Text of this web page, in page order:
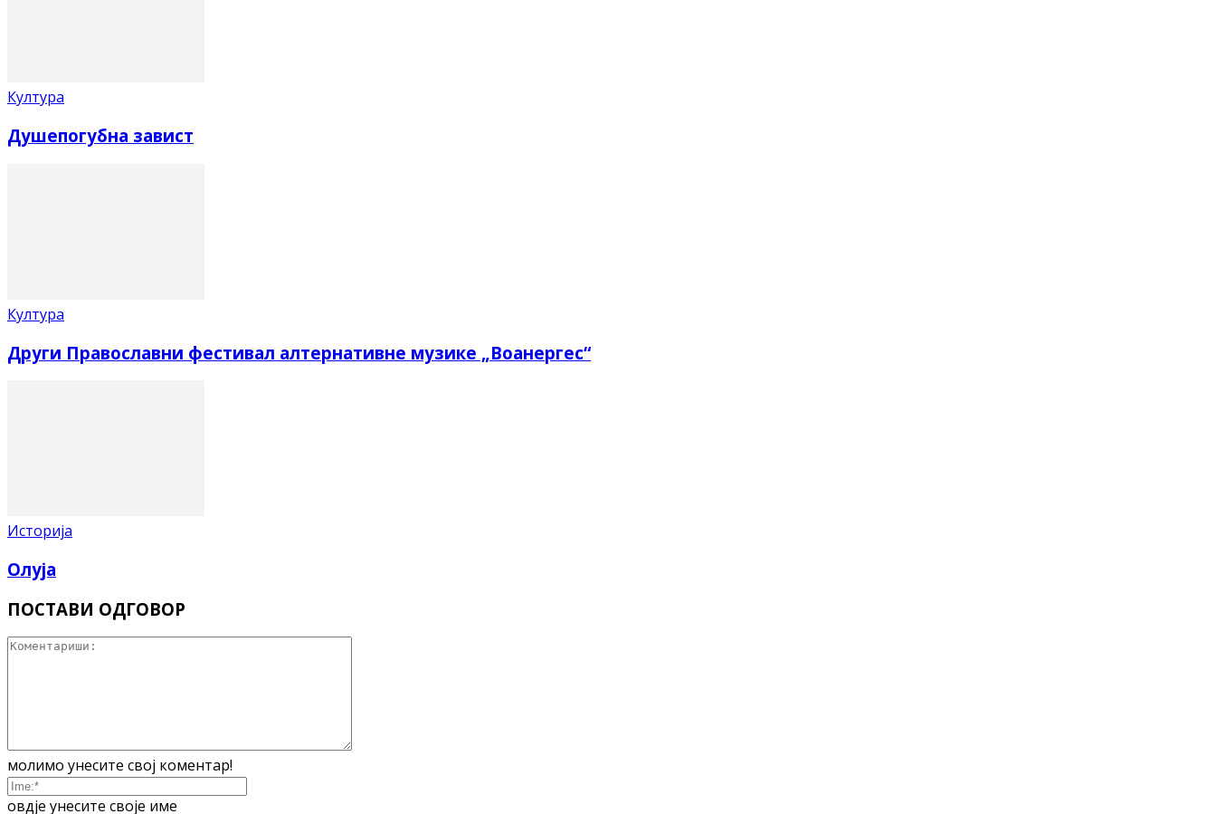
Култура
Душепогубна завист
Култура
Други Православни фестивал алтернативне музике „Воанергес“
Историја
Олуја
ПОСТАВИ ОДГОВОР
молимо унесите свој коментар!
овдје унесите своје име